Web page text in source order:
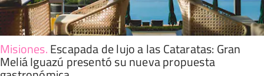
Misiones.Escapada de lujo a las Cataratas: Gran
Meliá Iguazú presentó su nueva propuesta